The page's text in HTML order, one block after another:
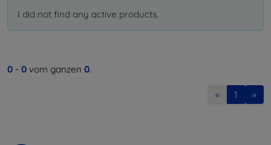
I did not find any active products.
0 - 0 vom ganzen 0.
« 1 »